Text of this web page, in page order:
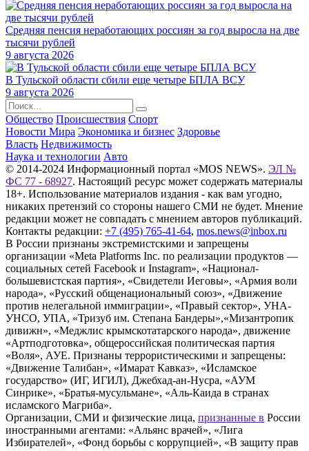
Средняя пенсия неработающих россиян за год выросла на две
тысячи рублей
9 августа 2026
В Тульской области сбили еще четыре БПЛА ВСУ
9 августа 2026
Общество Происшествия Спорт
Новости Мира Экономика и бизнес Здоровье
Власть Недвижимость
Наука и технологии Авто
© 2014-2024 Информационный портал «MOS NEWS». ЭЛ №
ФС 77 - 68927. Настоящий ресурс может содержать материалы
18+. Использование материалов издания - как вам угодно,
никаких претензий со стороны нашего СМИ не будет. Мнение
редакции может не совпадать с мнением авторов публикаций.
Контакты редакции: +7 (495) 765-41-64, mos.news@inbox.ru
В России признаны экстремистскими и запрещены
организации «Meta Platforms Inc. по реализации продуктов —
социальных сетей Facebook и Instagram», «Национал-
большевистская партия», «Свидетели Иеговы», «Армия воли
народа», «Русский общенациональный союз», «Движение
против нелегальной иммиграции», «Правый сектор», УНА-
УНСО, УПА, «Тризуб им. Степана Бандеры»,«Мизантропик
дивижн», «Меджлис крымскотатарского народа», движение
«Артподготовка», общероссийская политическая партия
«Воля», АУЕ. Признаны террористическими и запрещены:
«Движение Талибан», «Имарат Кавказ», «Исламское
государство» (ИГ, ИГИЛ), Джебхад-ан-Нусра, «АУМ
Синрике», «Братья-мусульмане», «Аль-Каида в странах
исламского Магриба».
Организации, СМИ и физические лица, признанные в России
иностранными агентами: «Альянс врачей», «Лига
Избирателей», «Фонд борьбы с коррупцией», «В защиту прав